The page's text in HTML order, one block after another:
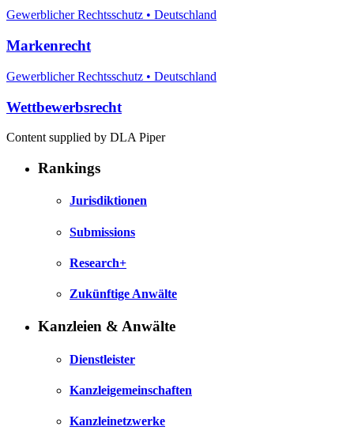
Gewerblicher Rechtsschutz • Deutschland
Markenrecht
Gewerblicher Rechtsschutz • Deutschland
Wettbewerbsrecht
Content supplied by DLA Piper
Rankings
Jurisdiktionen
Submissions
Research+
Zukünftige Anwälte
Kanzleien & Anwälte
Dienstleister
Kanzleigemeinschaften
Kanzleinetzwerke